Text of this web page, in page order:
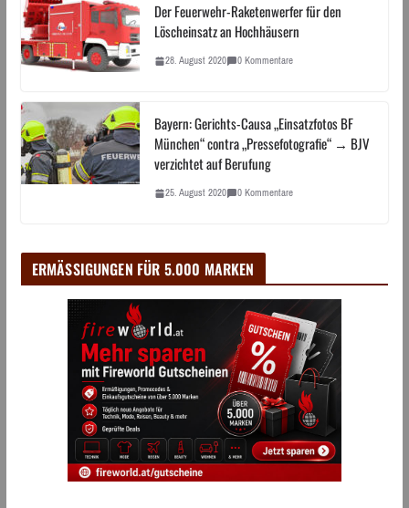
Der Feuerwehr-Raketenwerfer für den
Löscheinsatz an Hochhäusern
28. August 2020 0 Kommentare
Bayern: Gerichts-Causa „Einsatzfotos BF
München“ contra „Pressefotografie“ → BJV
verzichtet auf Berufung
25. August 2020 0 Kommentare
ERMÄSSIGUNGEN FÜR 5.000 MARKEN